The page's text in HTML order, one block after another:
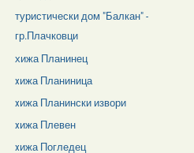
туристически дом "Балкан" -
гр.Плачковци
хижа Планинец
xижа Планиница
xижа Планински извори
xижа Плевен
xижа Погледец